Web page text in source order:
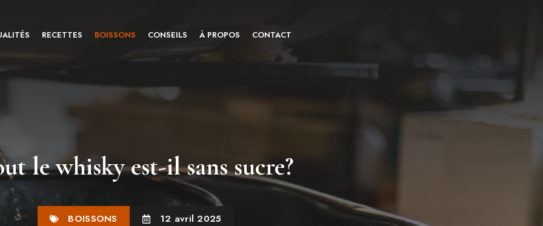
RECETTES BOISSONS CONSEILS À PROPOS CONTACT
le whisky est-il sans sucre?
BOISSONS 12 avril 2025